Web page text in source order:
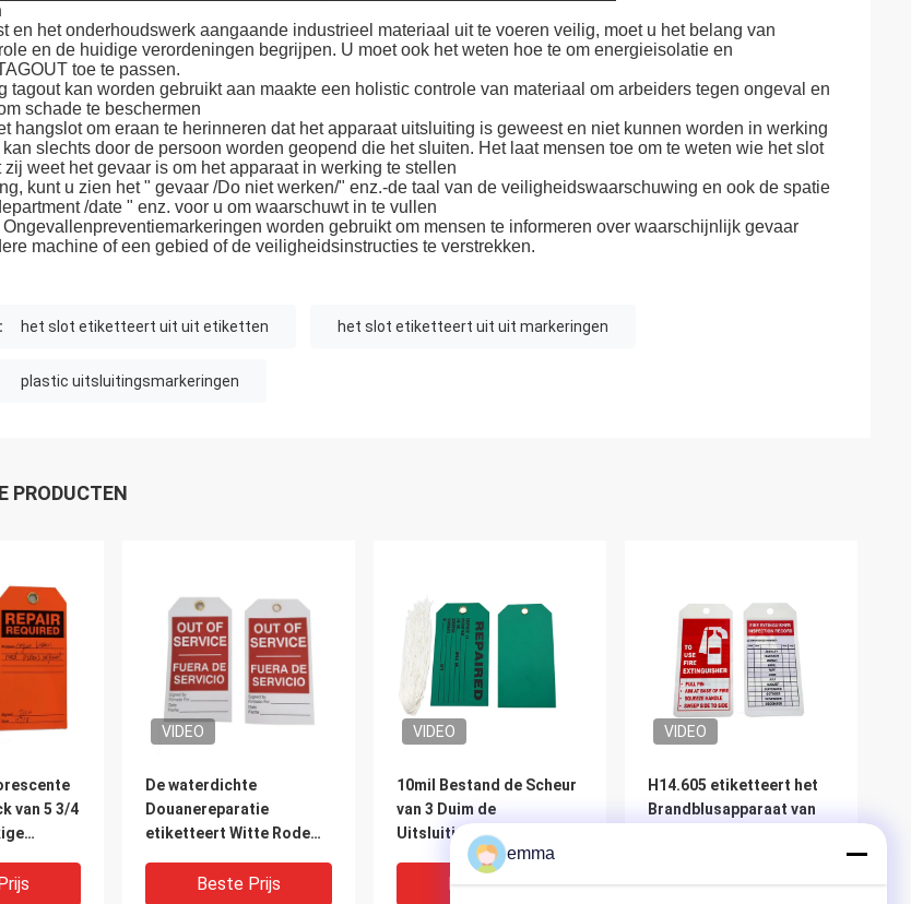
en het onderhoudswerk aangaande industrieel materiaal uit te voeren veilig, moet u het belang van
en de huidige verordeningen begrijpen. U moet ook het weten hoe te om energieisolatie en
toe te passen.
tagout kan worden gebruikt aan maakte een holistic controle van materiaal om arbeiders tegen ongeval en
schade te beschermen
hangslot om eraan te herinneren dat het apparaat uitsluiting is geweest en niet kunnen worden in werking
slechts door de persoon worden geopend die het sluiten. Het laat mensen toe om te weten wie het slot
zij weet het gevaar is om het apparaat in werking te stellen
kunt u zien het " gevaar /Do niet werken/" enz.-de taal van de veiligheidswaarschuwing en ook de spatie
/date " enz. voor u om waarschuwt in te vullen
worden gebruikt om mensen te informeren over waarschijnlijk gevaar
machine of een gebied of de veiligheidsinstructies te verstrekken.
het slot etiketteert uit uit etiketten het slot etiketteert uit uit markeringen
plastic uitsluitingsmarkeringen
PRODUCTEN
van 5 3/4
VIDEO
De waterdichte
Douanereparatie
etiketteert Witte Rode
service Fuera DE Servicio
Beste Prijs
VIDEO
10mil Bestand de Scheur
van 3 Duim de
Uitsluitingsmarkeringen
van de Hoogte
Bedrijfsveiligheid
Beste Prijs
VIDEO
H14.605 etiketteert het
Brandblusapparaat van
Beste Prijs
emma